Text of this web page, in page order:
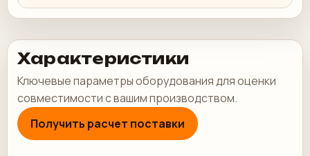
Характеристики
Ключевые параметры оборудования для оценки
совместимости с вашим производством.
Получить расчет поставки